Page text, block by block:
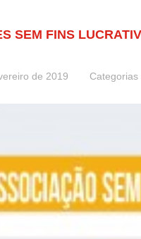
SEM FINS
de 2019 Categorias